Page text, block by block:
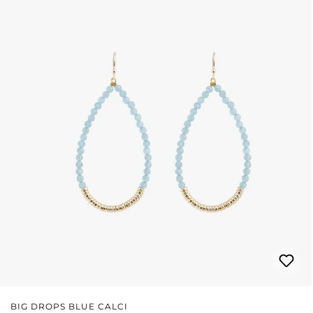
BIG DROPS BLUE CALCI